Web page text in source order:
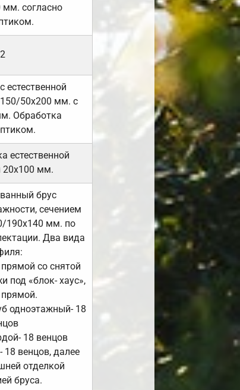
мм. согласно
2
естественной
50х200 мм. с
Обработка
естественной
20х100 мм.
брус
сечением
190х140 мм. по
Два вида
со снятой
под «блок- хаус»,
прямой.
одноэтажный- 18
18 венцов
18 венцов, далее
отделкой
бруса.